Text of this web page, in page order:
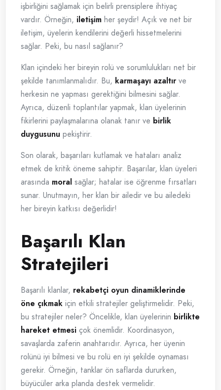
işbirliğini sağlamak için belirli prensiplere ihtiyaç
vardır. Örneğin, iletişim her şeydir! Açık ve net bir
iletişim, üyelerin kendilerini değerli hissetmelerini
sağlar. Peki, bu nasıl sağlanır?
Klan içindeki her bireyin rolü ve sorumlulukları net bir
şekilde tanımlanmalıdır. Bu, karmaşayı azaltır ve
herkesin ne yapması gerektiğini bilmesini sağlar.
Ayrıca, düzenli toplantılar yapmak, klan üyelerinin
fikirlerini paylaşmalarına olanak tanır ve birlik
duygusunu pekiştirir.
Son olarak, başarıları kutlamak ve hataları analiz
etmek de kritik öneme sahiptir. Başarılar, klan üyeleri
arasında moral sağlar; hatalar ise öğrenme fırsatları
sunar. Unutmayın, her klan bir ailedir ve bu ailedeki
her bireyin katkısı değerlidir!
Başarılı Klan
Stratejileri
Başarılı klanlar, rekabetçi oyun dinamiklerinde
öne çıkmak için etkili stratejiler geliştirmelidir. Peki,
bu stratejiler neler? Öncelikle, klan üyelerinin birlikte
hareket etmesi çok önemlidir. Koordinasyon,
savaşlarda zaferin anahtarıdır. Ayrıca, her üyenin
rolünü iyi bilmesi ve bu rolü en iyi şekilde oynaması
gerekir. Örneğin, tanklar ön saflarda dururken,
büyücüler arka planda destek vermelidir.